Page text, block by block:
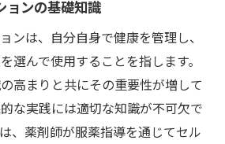
ョンの基礎知識
ンは、自分自身で健康を管理し、
選んで使用することを指します。
高まりと共にその重要性が増して
な実践には適切な知識が不可欠で
、薬剤師が服薬指導を通じてセル